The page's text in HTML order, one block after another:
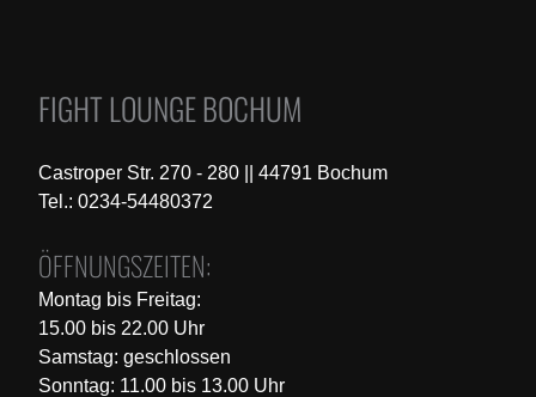
FIGHT LOUNGE BOCHUM
Castroper Str. 270 - 280 || 44791 Bochum
Tel.: 0234-54480372
ÖFFNUNGSZEITEN:
Montag bis Freitag:
15.00 bis 22.00 Uhr
Samstag: geschlossen
Sonntag: 11.00 bis 13.00 Uhr